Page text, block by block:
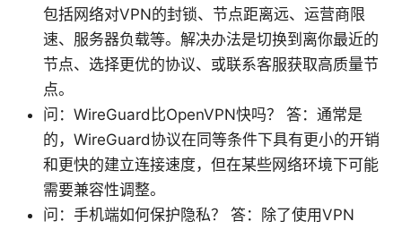
包括网络对VPN的封锁、节点距离远、运营商限
速、服务器负载等。解决办法是切换到离你最近的
节点、选择更优的协议、或联系客服获取高质量节
点。
问：WireGuard比OpenVPN快吗？ 答：通常是
的，WireGuard协议在同等条件下具有更小的开销
和更快的建立连接速度，但在某些网络环境下可能
需要兼容性调整。
问：手机端如何保护隐私？ 答：除了使用VPN